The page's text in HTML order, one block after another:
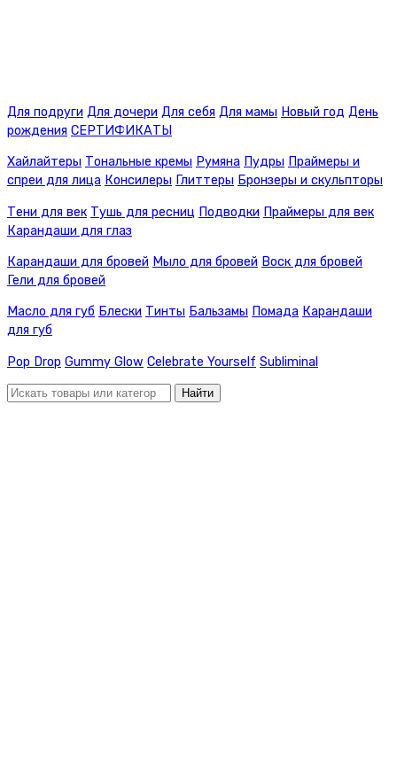
Для подруги Для дочери Для себя Для мамы Новый год День
рождения СЕРТИФИКАТЫ
Хайлайтеры Тональные кремы Румяна Пудры Праймеры и
спреи для лица Консилеры Глиттеры Бронзеры и скульпторы
Тени для век Тушь для ресниц Подводки Праймеры для век
Карандаши для глаз
Карандаши для бровей Мыло для бровей Воск для бровей
Гели для бровей
Масло для губ Блески Тинты Бальзамы Помада Карандаши
для губ
Pop Drop Gummy Glow Celebrate Yourself Subliminal
Найти